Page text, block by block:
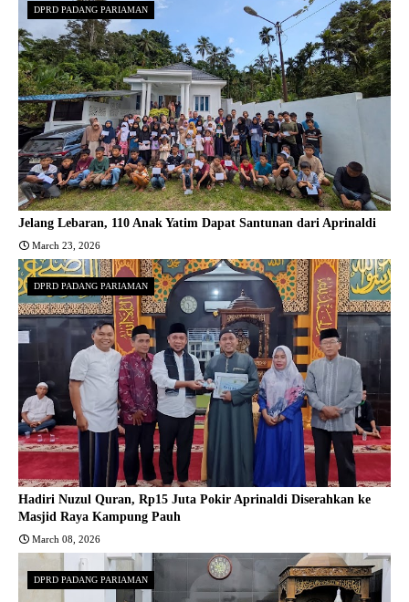
DPRD PADANG PARIAMAN
Jelang Lebaran, 110 Anak Yatim Dapat Santunan dari Aprinaldi
March 23, 2026
DPRD PADANG PARIAMAN
Hadiri Nuzul Quran, Rp15 Juta Pokir Aprinaldi Diserahkan ke
Masjid Raya Kampung Pauh
March 08, 2026
DPRD PADANG PARIAMAN